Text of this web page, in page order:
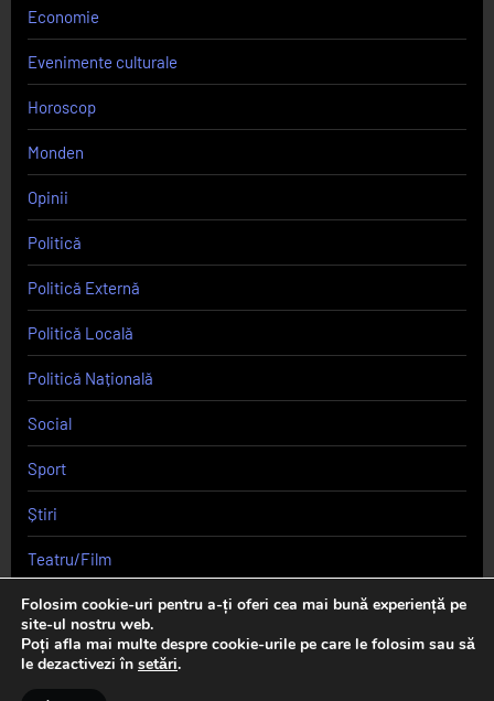
Economie
Evenimente culturale
Horoscop
Monden
Opinii
Politică
Politică Externă
Politică Locală
Politică Națională
Social
Sport
Știri
Teatru/Film
Uncategorized
Folosim cookie-uri pentru a-ți oferi cea mai bună experiență pe
site-ul nostru web.
Poți afla mai multe despre cookie-urile pe care le folosim sau să
le dezactivezi în setări.